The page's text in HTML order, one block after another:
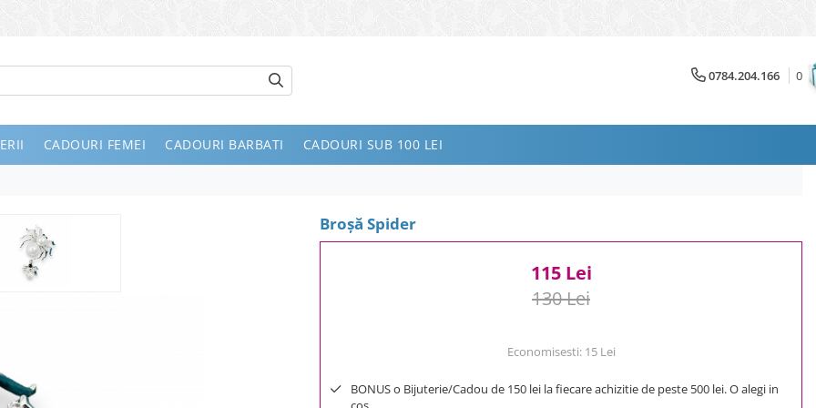
0784.204.166 0
CADOURI FEMEI CADOURI BARBATI CADOURI SUB 100 LEI
Broşă Spider
115 Lei
130 Lei
Economisesti: 15 Lei
BONUS o Bijuterie/Cadou de 150 lei la fiecare achizitie de peste 500 lei. O alegi in